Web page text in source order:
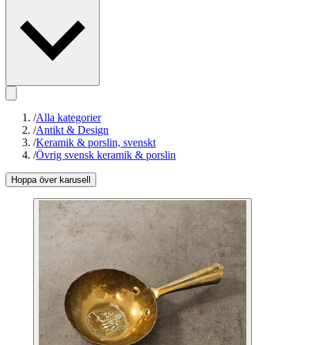
/Alla kategorier
/Antikt & Design
/Keramik & porslin, svenskt
/Övrig svensk keramik & porslin
Hoppa över karusell